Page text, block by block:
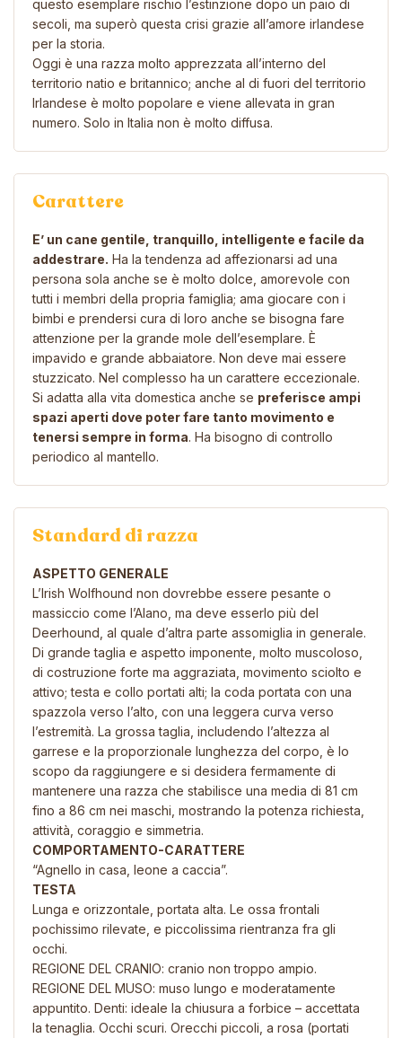
questo esemplare rischio l’estinzione dopo un paio di
secoli, ma superò questa crisi grazie all’amore irlandese
per la storia.
Oggi è una razza molto apprezzata all’interno del
territorio natio e britannico; anche al di fuori del territorio
Irlandese è molto popolare e viene allevata in gran
numero. Solo in Italia non è molto diffusa.
Carattere
E’ un cane gentile, tranquillo, intelligente e facile da
addestrare. Ha la tendenza ad affezionarsi ad una
persona sola anche se è molto dolce, amorevole con
tutti i membri della propria famiglia; ama giocare con i
bimbi e prendersi cura di loro anche se bisogna fare
attenzione per la grande mole dell’esemplare. È
impavido e grande abbaiatore. Non deve mai essere
stuzzicato. Nel complesso ha un carattere eccezionale.
Si adatta alla vita domestica anche se preferisce ampi
spazi aperti dove poter fare tanto movimento e
tenersi sempre in forma. Ha bisogno di controllo
periodico al mantello.
Standard di razza
ASPETTO GENERALE
L’Irish Wolfhound non dovrebbe essere pesante o
massiccio come l’Alano, ma deve esserlo più del
Deerhound, al quale d’altra parte assomiglia in generale.
Di grande taglia e aspetto imponente, molto muscoloso,
di costruzione forte ma aggraziata, movimento sciolto e
attivo; testa e collo portati alti; la coda portata con una
spazzola verso l’alto, con una leggera curva verso
l’estremità. La grossa taglia, includendo l’altezza al
garrese e la proporzionale lunghezza del corpo, è lo
scopo da raggiungere e si desidera fermamente di
mantenere una razza che stabilisce una media di 81 cm
fino a 86 cm nei maschi, mostrando la potenza richiesta,
attività, coraggio e simmetria.
COMPORTAMENTO-CARATTERE
“Agnello in casa, leone a caccia”.
TESTA
Lunga e orizzontale, portata alta. Le ossa frontali
pochissimo rilevate, e piccolissima rientranza fra gli
occhi.
REGIONE DEL CRANIO: cranio non troppo ampio.
REGIONE DEL MUSO: muso lungo e moderatamente
appuntito. Denti: ideale la chiusura a forbice – accettata
la tenaglia. Occhi scuri. Orecchi piccoli, a rosa (portati